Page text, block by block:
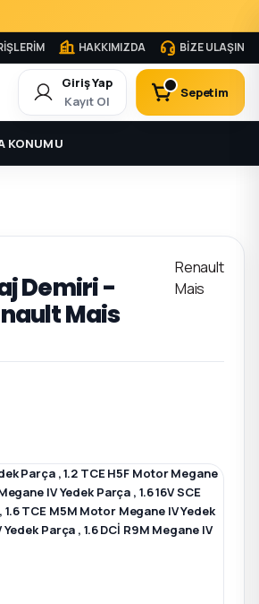
HAKKIMIZDA BİZE ULAŞIN
Giriş Yap
Kayıt Ol
Sepetim
KONUMU
Demiri -
Mais
Renault
Mais
Parça ,1.2 TCE H5F Motor Megane
IV Yedek Parça , 1.6 16V SCE
, 1.6 TCE M5M Motor Megane IV Yedek
Yedek Parça , 1.6 DCİ R9M Megane IV